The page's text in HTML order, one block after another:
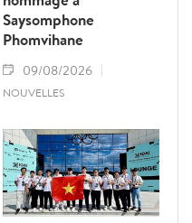
Saysomphone
Phomvihane
09/08/2026
NOUVELLES